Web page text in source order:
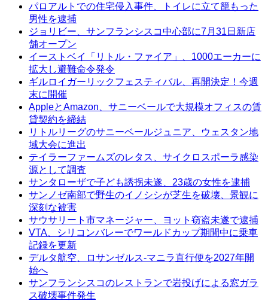
パロアルトでの住宅侵入事件、トイレに立て籠もった
男性を逮捕
ジョリビー、サンフランシスコ中心部に7月31日新店
舗オープン
イーストベイ「リトル・ファイア」、1000エーカーに
拡大し避難命令発令
ギルロイガーリックフェスティバル、再開決定！今週
末に開催
AppleとAmazon、サニーベールで大規模オフィスの賃
貸契約を締結
リトルリーグのサニーベールジュニア、ウェスタン地
域大会に進出
テイラーファームズのレタス、サイクロスポーラ感染
源として調査
サンタローザで子ども誘拐未遂、23歳の女性を逮捕
サンノゼ南部で野生のイノシシが芝生を破壊、景観に
深刻な被害
サウサリート市マネージャー、ヨット窃盗未遂で逮捕
VTA、シリコンバレーでワールドカップ期間中に乗車
記録を更新
デルタ航空、ロサンゼルス-マニラ直行便を2027年開
始へ
サンフランシスコのレストランで岩投げによる窓ガラ
ス破壊事件発生